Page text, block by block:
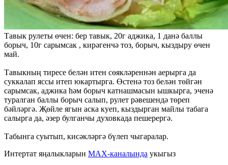
Тавык рулеты өчен: бер тавык, 20г аджика, 1 данә баллы
борыч, 10г сарымсак , кирәгенчә тоз, борыч, кыздыру өчен
май.
Тавыкның тиресе белән итен сөякләреннән аерырга да
суккалап яссы итеп юкартырга. Өстенә тоз белән төйгән
сарымсак, аджика һәм борыч катнашмасын ышкырга, эченә
туралган баллы борыч салып, рулет рәвешендә төреп
бәйләргә. Җөйле ягын аска куеп, кыздырган майлы табага
салырга да, әзер булганчы духовкада пешерергә.
Табынга суытып, кисәкләргә бүлеп чыгаралар.
Интертат яңалыкларын MAX-каналында укыгыз